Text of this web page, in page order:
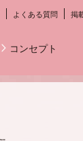
コンセプト
よくある質問 掲